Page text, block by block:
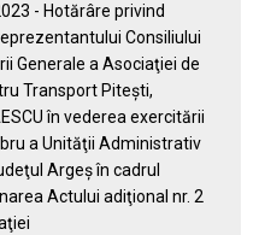
- Hotărâre privind
Consiliului
Generale a Asociaţiei de
Transport Piteşti,
în vederea exercitării
a Unităţii Administrativ
Argeş în cadrul
Actului adiţional nr. 2